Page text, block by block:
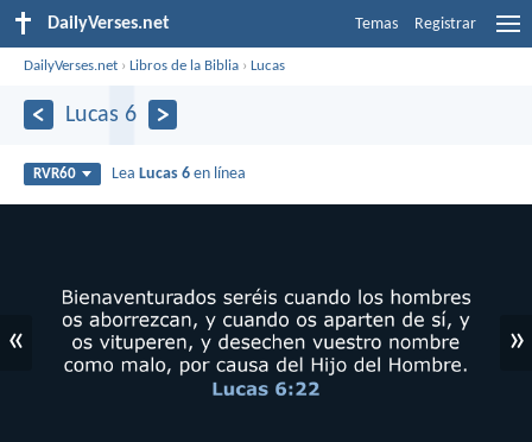
DailyVerses.net Temas Registrar
DailyVerses.net ›Libros de la Biblia ›Lucas
Lucas 6
RVR60 Lea Lucas 6 en línea
« »